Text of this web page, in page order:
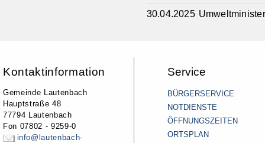
30.04.2025
Kontaktinformation
Gemeinde Lautenbach
Hauptstraße 48
77794 Lautenbach
Fon 07802 - 9259-0
info@lautenbach-
Service
BÜRGERSERVICE
NOTDIENSTE
ÖFFNUNGSZEITEN
ORTSPLAN